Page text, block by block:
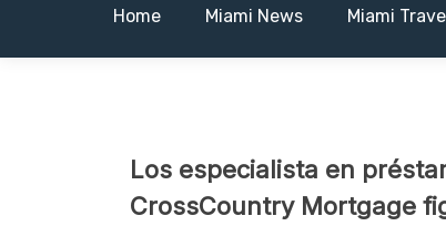
Home Miami News Miami
Los especialista en
CrossCountry Mortgage